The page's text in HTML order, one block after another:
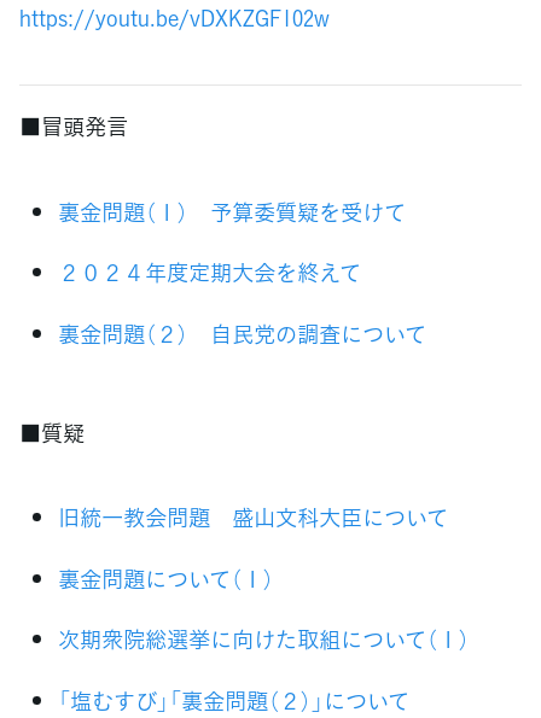
https://youtu.be/vDXKZGF102w
■冒頭発言
裏金問題（１） 予算委質疑を受けて
２０２４年度定期大会を終えて
裏金問題（２） 自民党の調査について
■質疑
旧統一教会問題 盛山文科大臣について
裏金問題について（１）
次期衆院総選挙に向けた取組について（１）
「塩むすび」「裏金問題（２）」について